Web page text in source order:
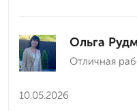
Ольга
Отличная
10.05.2026